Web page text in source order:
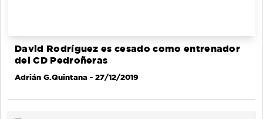
David Rodríguez es cesado como entrenador
del CD Pedroñeras
Adrián G.Quintana - 27/12/2019